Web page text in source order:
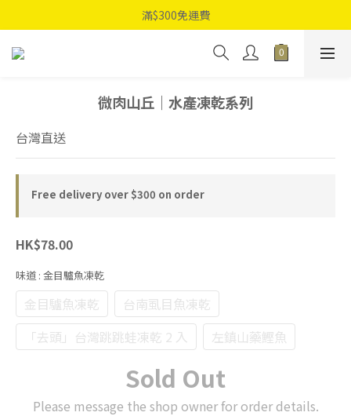
滿$300免運費
微肉山丘｜水產凍乾系列
台灣直送
Free delivery over $300 on order
HK$78.00
味道 : 金目驢魚凍乾
金目驢魚凍乾
台南虱目魚凍乾
「去頭」台灣跳跳蛙凍乾 2 入
左鎮山藥鰹魚
Sold Out
Please message the shop owner for order details.